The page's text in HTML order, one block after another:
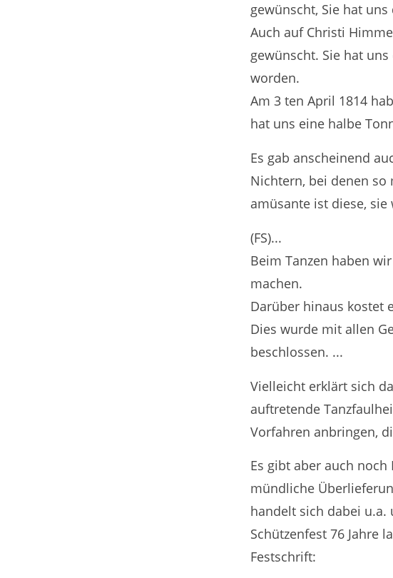
gewünscht, Sie hat
Auch auf Christi
gewünscht. Sie hat
worden.
Am 3 ten April 1814
hat uns eine halbe
Es gab anscheinend
Nichtern, bei denen so
amüsante ist diese,
(FS)...
Beim Tanzen haben
machen.
Darüber hinaus kostet
Dies wurde mit allen
beschlossen. ...
Vielleicht erklärt sich
auftretende
Vorfahren anbringen,
Es gibt aber auch
mündliche
handelt sich dabei u.a.
Schützenfest 76 Jahre
Festschrift: